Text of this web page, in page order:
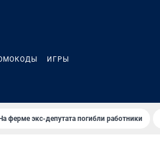
ИГРЫ
ферме экс-депутата погибли работники